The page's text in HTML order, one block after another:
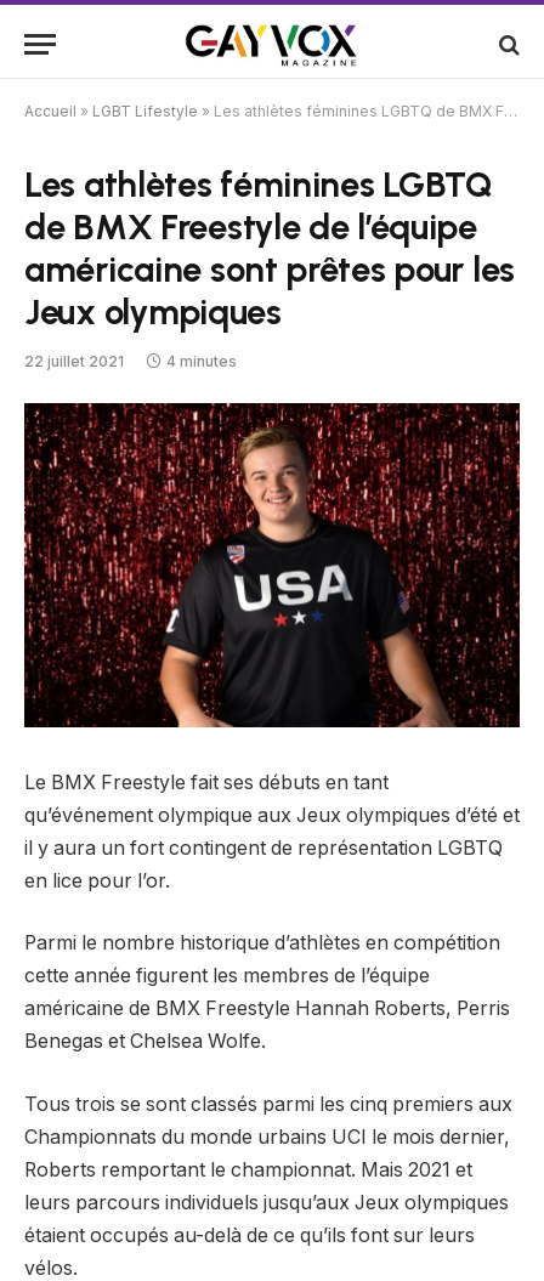
Accueil » LGBT Lifestyle » Les athlètes féminines LGBTQ de BMX Freestyle de l’équipe américaine sont prêtes pour les Jeux olympiques
Les athlètes féminines LGBTQ
de BMX Freestyle de l’équipe
américaine sont prêtes pour les
Jeux olympiques
22 juillet 2021 4 minutes
Le BMX Freestyle fait ses débuts en tant
qu’événement olympique aux Jeux olympiques d’été et
il y aura un fort contingent de représentation LGBTQ
en lice pour l’or.
Parmi le nombre historique d’athlètes en compétition
cette année figurent les membres de l’équipe
américaine de BMX Freestyle Hannah Roberts, Perris
Benegas et Chelsea Wolfe.
Tous trois se sont classés parmi les cinq premiers aux
Championnats du monde urbains UCI le mois dernier,
Roberts remportant le championnat. Mais 2021 et
leurs parcours individuels jusqu’aux Jeux olympiques
étaient occupés au-delà de ce qu’ils font sur leurs
vélos.